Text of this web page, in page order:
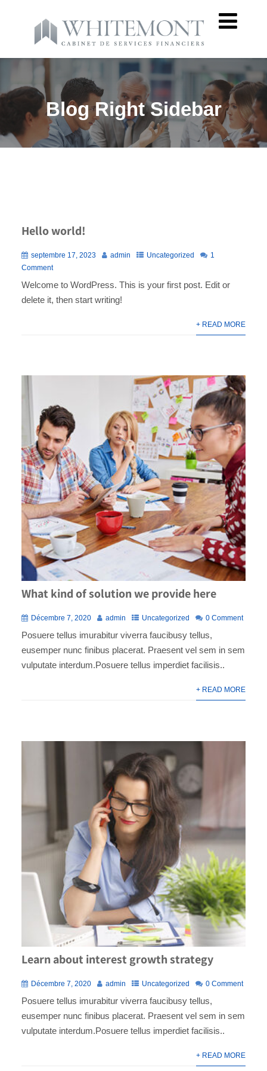
Blog Right Sidebar
Hello world!
septembre 17, 2023 admin Uncategorized
1
Comment
Welcome to WordPress. This is your first post. Edit or
delete it, then start writing!
+ READ MORE
What kind of solution we provide here
Décembre 7, 2020 admin Uncategorized 0 Comment
Posuere tellus imurabitur viverra faucibusy tellus,
eusemper nunc finibus placerat. Praesent vel sem in sem
vulputate interdum.Posuere tellus imperdiet facilisis..
+ READ MORE
Learn about interest growth strategy
Décembre 7, 2020 admin Uncategorized 0 Comment
Posuere tellus imurabitur viverra faucibusy tellus,
eusemper nunc finibus placerat. Praesent vel sem in sem
vulputate interdum.Posuere tellus imperdiet facilisis..
+ READ MORE